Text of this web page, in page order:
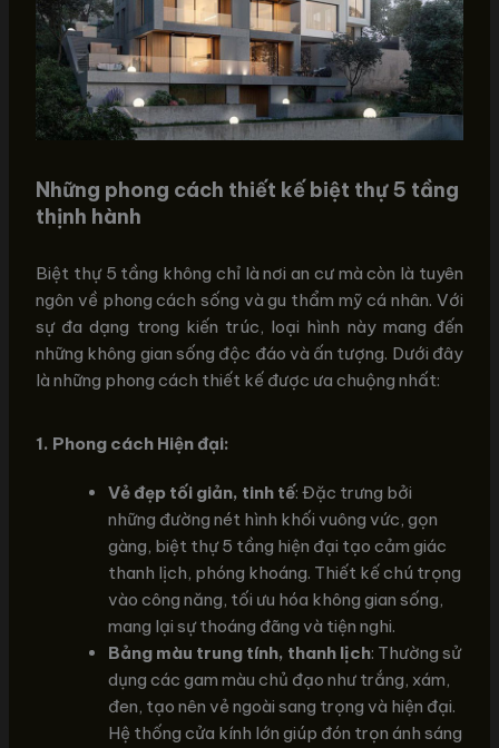
Những phong cách thiết kế biệt thự 5 tầng
thịnh hành
Biệt thự 5 tầng không chỉ là nơi an cư mà còn là tuyên
ngôn về phong cách sống và gu thẩm mỹ cá nhân. Với
sự đa dạng trong kiến trúc, loại hình này mang đến
những không gian sống độc đáo và ấn tượng. Dưới đây
là những phong cách thiết kế được ưa chuộng nhất:
1. Phong cách Hiện đại:
Vẻ đẹp tối giản, tinh tế: Đặc trưng bởi
những đường nét hình khối vuông vức, gọn
gàng, biệt thự 5 tầng hiện đại tạo cảm giác
thanh lịch, phóng khoáng. Thiết kế chú trọng
vào công năng, tối ưu hóa không gian sống,
mang lại sự thoáng đãng và tiện nghi.
Bảng màu trung tính, thanh lịch: Thường sử
dụng các gam màu chủ đạo như trắng, xám,
đen, tạo nên vẻ ngoài sang trọng và hiện đại.
Hệ thống cửa kính lớn giúp đón trọn ánh sáng